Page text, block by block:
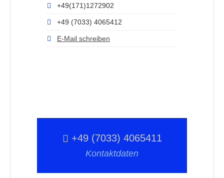
+49(171)1272902
+49 (7033) 4065412
E-Mail schreiben
+49 (7033) 4065411
Kontaktdaten